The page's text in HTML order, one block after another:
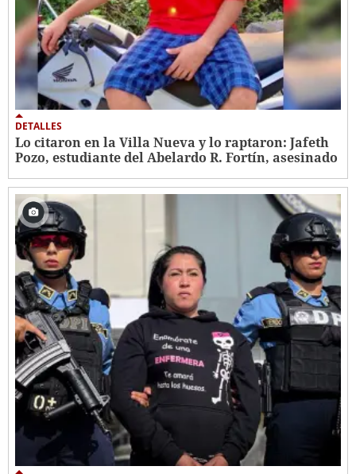
DETALLES
Lo citaron en la Villa Nueva y lo raptaron: Jafeth
Pozo, estudiante del Abelardo R. Fortín, asesinado